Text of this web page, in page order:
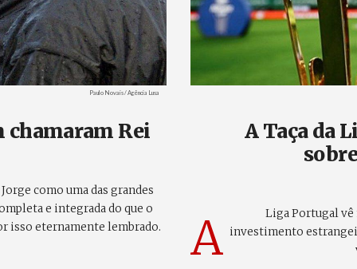
Créditos
Paulo Novais / Agência Lusa
chamaram Rei
como uma das grandes
e integrada do que o
isso eternamente lembrado.
A Taça da
A
Liga Portugal vê
investimento